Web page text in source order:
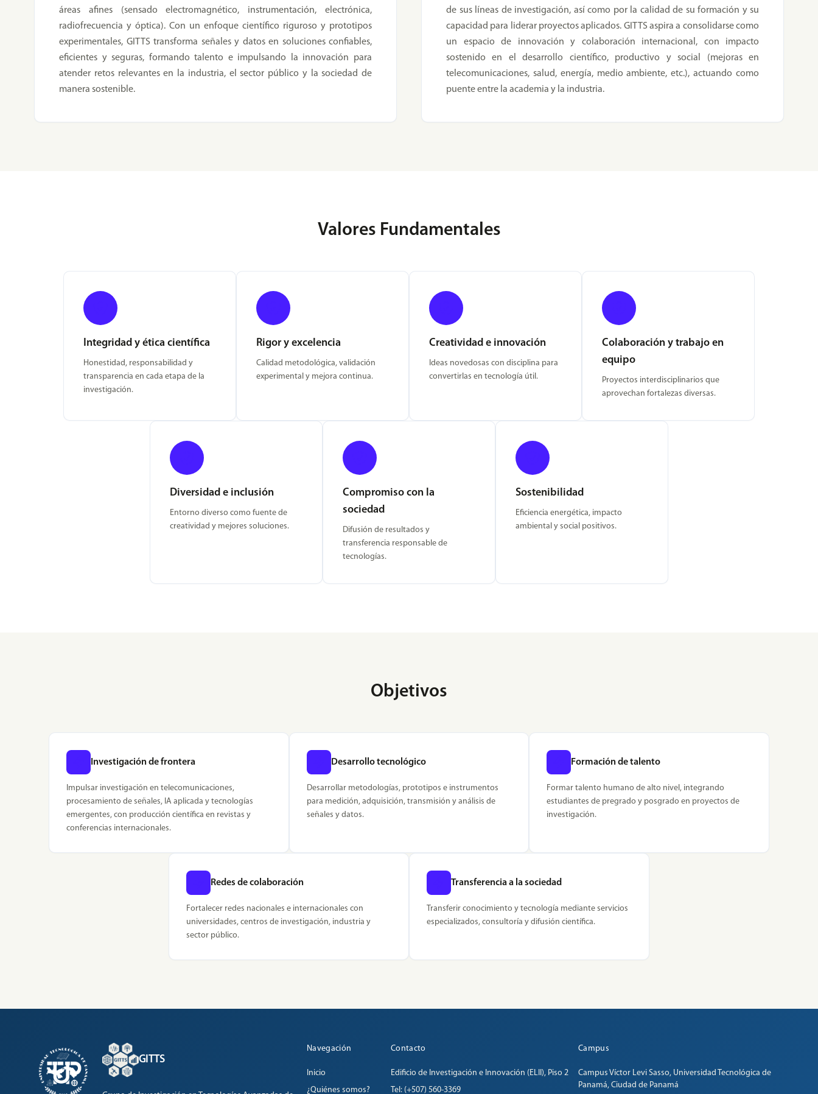
áreas afines (sensado electromagnético, instrumentación, electrónica,
radiofrecuencia y óptica). Con un enfoque científico riguroso y prototipos
experimentales, GITTS transforma señales y datos en soluciones confiables,
eficientes y seguras, formando talento e impulsando la innovación para
atender retos relevantes en la industria, el sector público y la sociedad de
manera sostenible.
de sus líneas de investigación, así como por la calidad de su formación y su
capacidad para liderar proyectos aplicados. GITTS aspira a consolidarse como
un espacio de innovación y colaboración internacional, con impacto
sostenido en el desarrollo científico, productivo y social (mejoras en
telecomunicaciones, salud, energía, medio ambiente, etc.), actuando como
puente entre la academia y la industria.
Valores Fundamentales
Integridad y ética científica
Honestidad, responsabilidad y
transparencia en cada etapa de la
investigación.
Rigor y excelencia
Calidad metodológica, validación
experimental y mejora continua.
Creatividad e innovación
Ideas novedosas con disciplina para
convertirlas en tecnología útil.
Colaboración y trabajo en
equipo
Proyectos interdisciplinarios que
aprovechan fortalezas diversas.
Diversidad e inclusión
Entorno diverso como fuente de
creatividad y mejores soluciones.
Compromiso con la
sociedad
Difusión de resultados y
transferencia responsable de
tecnologías.
Sostenibilidad
Eficiencia energética, impacto
ambiental y social positivos.
Objetivos
Investigación de frontera
Impulsar investigación en telecomunicaciones,
procesamiento de señales, IA aplicada y tecnologías
emergentes, con producción científica en revistas y
conferencias internacionales.
Desarrollo tecnológico
Desarrollar metodologías, prototipos e instrumentos
para medición, adquisición, transmisión y análisis de
señales y datos.
Formación de talento
Formar talento humano de alto nivel, integrando
estudiantes de pregrado y posgrado en proyectos de
investigación.
Redes de colaboración
Fortalecer redes nacionales e internacionales con
universidades, centros de investigación, industria y
sector público.
Transferencia a la sociedad
Transferir conocimiento y tecnología mediante servicios
especializados, consultoría y difusión científica.
GITTS
Navegación
Inicio
¿Quiénes somos?
Contacto
Edificio de Investigación e Innovación (ELII), Piso 2
Tel: (+507) 560-3369
Campus
Campus Víctor Levi Sasso, Universidad Tecnológica de
Panamá, Ciudad de Panamá